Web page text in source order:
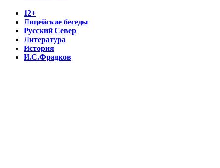
12+
Лицейские беседы
Русский Север
Литература
История
И.С.Фрадков